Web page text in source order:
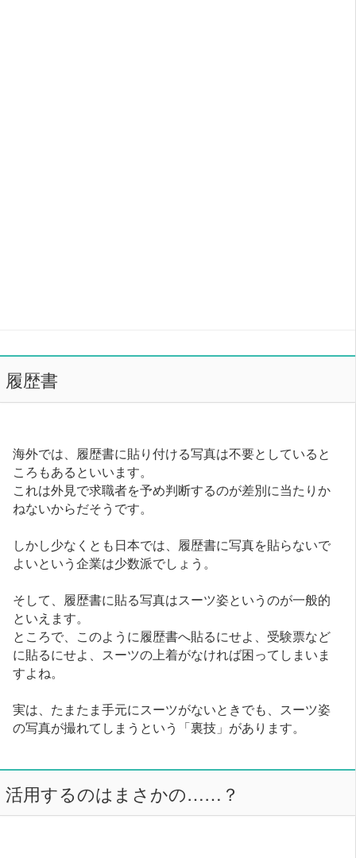
履歴書
海外では、履歴書に貼り付ける写真は不要としていると
ころもあるといいます。
これは外見で求職者を予め判断するのが差別に当たりか
ねないからだそうです。
しかし少なくとも日本では、履歴書に写真を貼らないで
よいという企業は少数派でしょう。
そして、履歴書に貼る写真はスーツ姿というのが一般的
といえます。
ところで、このように履歴書へ貼るにせよ、受験票など
に貼るにせよ、スーツの上着がなければ困ってしまいま
すよね。
実は、たまたま手元にスーツがないときでも、スーツ姿
の写真が撮れてしまうという「裏技」があります。
活用するのはまさかの……？